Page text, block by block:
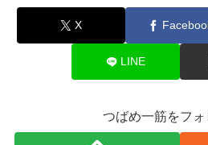
X
LINE
つばめ一筋をフォ